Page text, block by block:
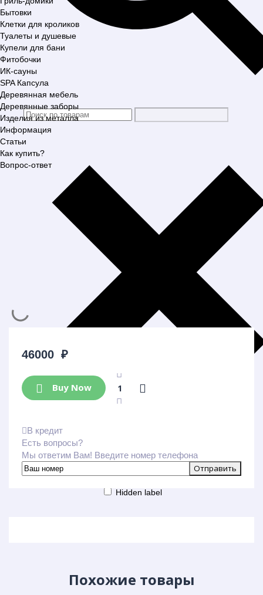
Hidden label
Hidden label
Бытовки
Клетки для кроликов
Туалеты и душевые
Купели для бани
Фитобочки
ИК-сауны
SPA Капсула
Деревянная мебель
Деревянные заборы
Изделия из металла
Информация
Статьи
Как купить?
Вопрос-ответ
46000 ₽
Buy Now
В кредит
Есть вопросы?
Мы ответим Вам! Введите номер телефона
Похожие товары